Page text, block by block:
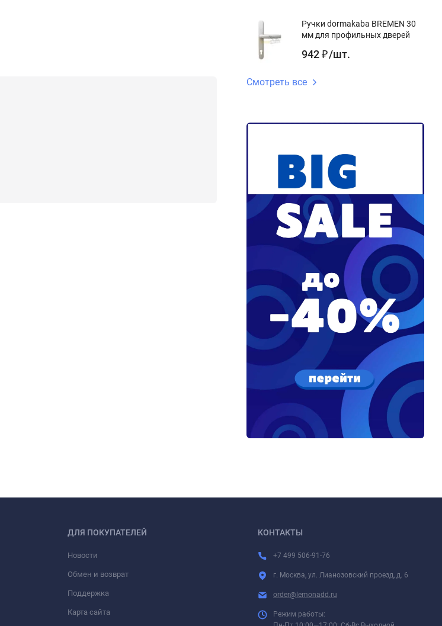
Ручки dormakaba BREMEN 30
мм для профильных дверей
942 ₽ /шт.
Смотреть все
ДЛЯ ПОКУПАТЕЛЕЙ
Новости
Обмен и возврат
Поддержка
Карта сайта
КОНТАКТЫ
+7 499 506-91-76
г. Москва, ул. Лианозовский проезд, д. 6
order@lemonadd.ru
Режим работы: